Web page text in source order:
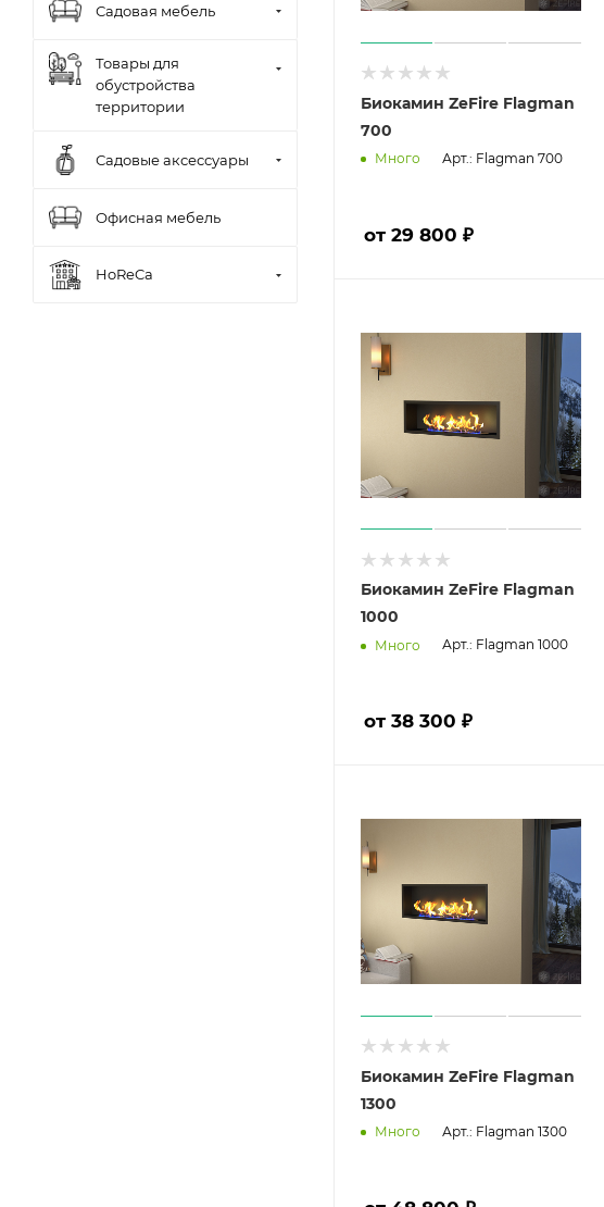
Биокамин ZeFire Flagman
700
Много Арт.: Flagman 700
от 29 800 ₽
Биокамин ZeFire Flagman
1000
Много Арт.: Flagman 1000
от 38 300 ₽
Биокамин ZeFire Flagman
1300
Много Арт.: Flagman 1300
Садовая мебель
Товары для
обустройства
территории
Садовые аксессуары
Офисная мебель
HoReCa